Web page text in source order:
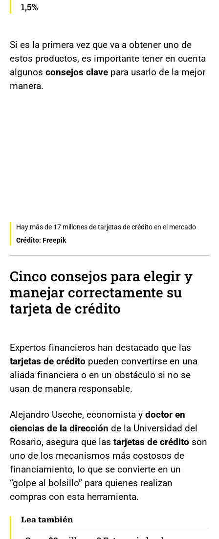
1,5%
Si es la primera vez que va a obtener uno de
estos productos, es importante tener en cuenta
algunos consejos clave para usarlo de la mejor
manera.
Hay más de 17 millones de tarjetas de crédito en el mercado
Crédito: Freepik
Cinco consejos para elegir y
manejar correctamente su
tarjeta de crédito
Expertos financieros han destacado que las
tarjetas de crédito pueden convertirse en una
aliada financiera o en un obstáculo si no se
usan de manera responsable.
Alejandro Useche, economista y doctor en
ciencias de la dirección de la Universidad del
Rosario, asegura que las tarjetas de crédito son
uno de los mecanismos más costosos de
financiamiento, lo que se convierte en un
“golpe al bolsillo” para quienes realizan
compras con esta herramienta.
Lea también